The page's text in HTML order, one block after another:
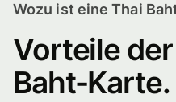
Vorteile
Baht-Karte.
Wozu ist eine Thai